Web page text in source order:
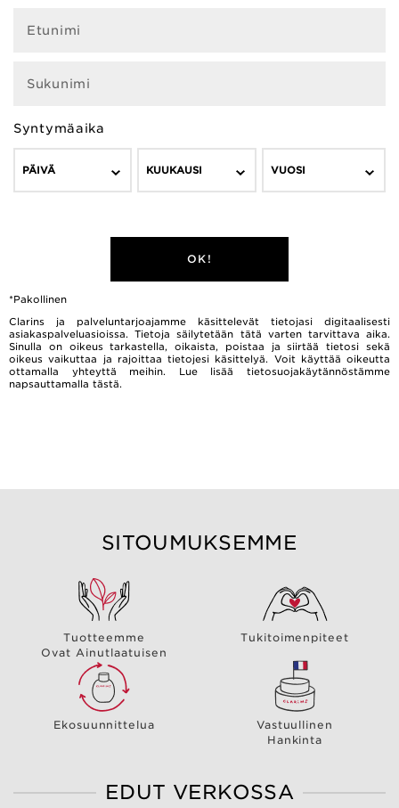
Etunimi
Sukunimi
Syntymäaika
PÄIVÄ KUUKAUSI VUOSI
OK!
*Pakollinen
Clarins ja palveluntarjoajamme käsittelevät tietojasi digitaalisesti
asiakaspalveluasioissa. Tietoja säilytetään tätä varten tarvittava aika.
Sinulla on oikeus tarkastella, oikaista, poistaa ja siirtää tietosi sekä
oikeus vaikuttaa ja rajoittaa tietojesi käsittelyä. Voit käyttää oikeutta
ottamalla yhteyttä meihin. Lue lisää tietosuojakäytännöstämme
napsauttamalla tästä.
SITOUMUKSEMME
Tuotteemme
Ovat Ainutlaatuisen
Tukitoimenpiteet
Ekosuunnittelua
Vastuullinen
Hankinta
EDUT VERKOSSA